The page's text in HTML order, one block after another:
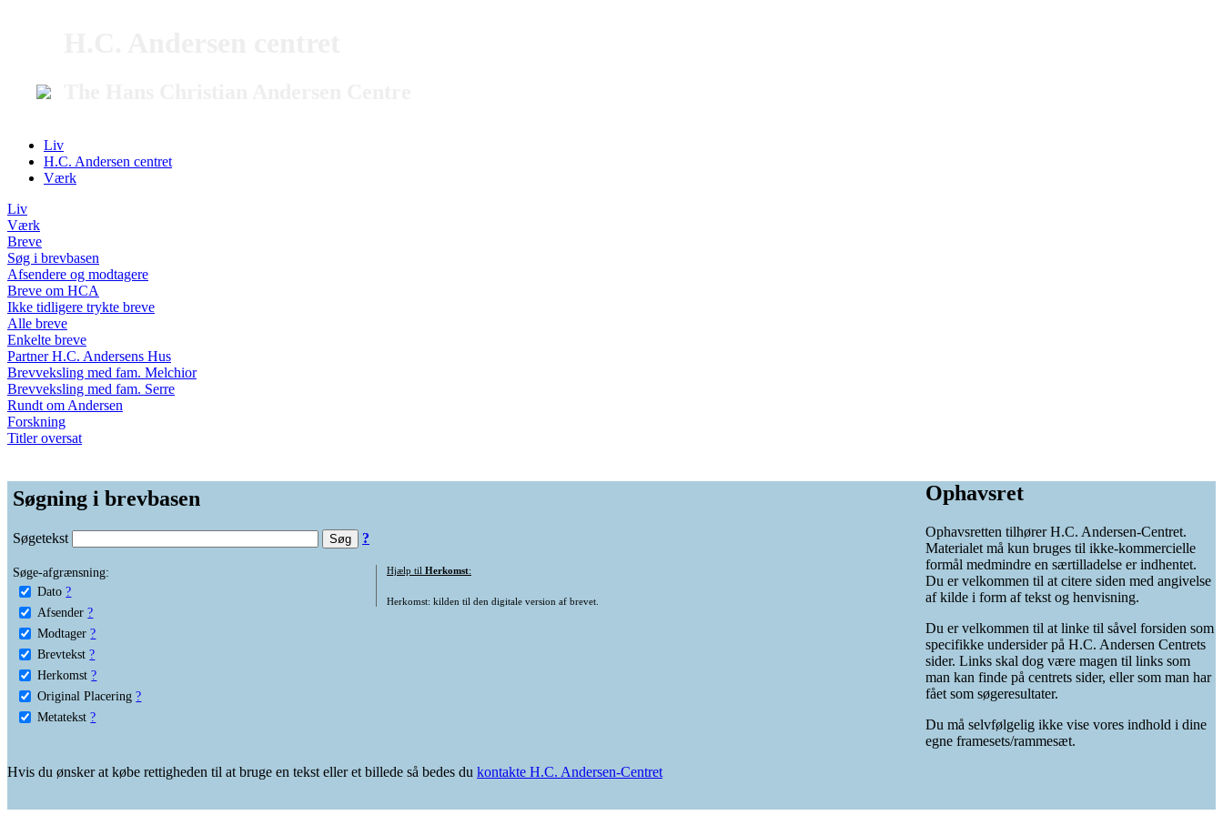
Liv
H.C. Andersen centret
Værk
Liv
Værk
Breve
Søg i brevbasen
Afsendere og modtagere
Breve om HCA
Ikke tidligere trykte breve
Alle breve
Enkelte breve
Partner H.C. Andersens Hus
Brevveksling med fam. Melchior
Brevveksling med fam. Serre
Rundt om Andersen
Forskning
Titler oversat
Søgning i brevbasen
Søgetekst ?
Søge-afgrænsning:
Dato ?
Afsender ?
Modtager ?
Brevtekst ?
Herkomst ?
Original Placering ?
Metatekst ?
Hjælp til Herkomst:
Herkomst: kilden til den digitale version af brevet.
Ophavsret
Ophavsretten tilhører H.C. Andersen-Centret.
Materialet må kun bruges til ikke-kommercielle
formål medmindre en særtilladelse er indhentet.
Du er velkommen til at citere siden med angivelse
af kilde i form af tekst og henvisning.
Du er velkommen til at linke til såvel forsiden som
specifikke undersider på H.C. Andersen Centrets
sider. Links skal dog være magen til links som
man kan finde på centrets sider, eller som man har
fået som søgeresultater.
Du må selvfølgelig ikke vise vores indhold i dine
egne framesets/rammesæt.
Hvis du ønsker at købe rettigheden til at bruge en tekst eller et billede så bedes du kontakte H.C. Andersen-Centret